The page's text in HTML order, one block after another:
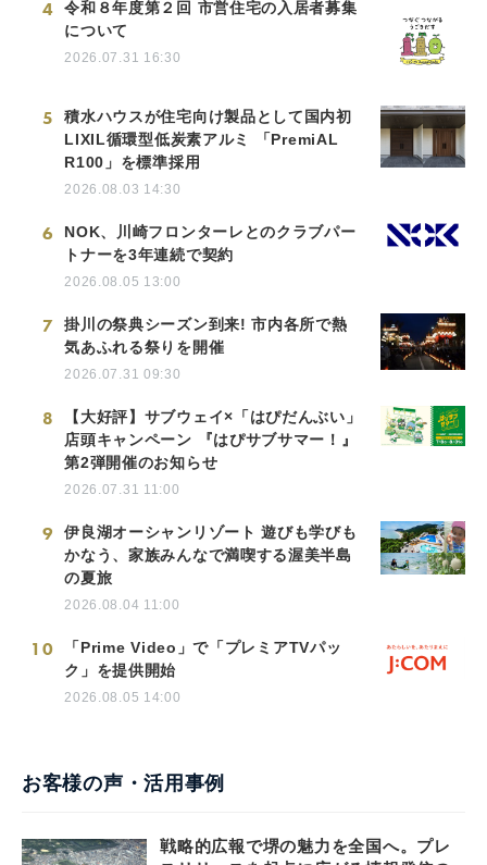
4
令和８年度第２回 市営住宅の入居者募集
について
2026.07.31 16:30
5
積水ハウスが住宅向け製品として国内初
LIXIL循環型低炭素アルミ 「PremiAL
R100」を標準採用
2026.08.03 14:30
6
NOK、川崎フロンターレとのクラブパー
トナーを3年連続で契約
2026.08.05 13:00
7
掛川の祭典シーズン到来! 市内各所で熱
気あふれる祭りを開催
2026.07.31 09:30
8
【大好評】サブウェイ×「はぴだんぶい」
店頭キャンペーン 『はぴサブサマー！』
第2弾開催のお知らせ
2026.07.31 11:00
9
伊良湖オーシャンリゾート 遊びも学びも
かなう、家族みんなで満喫する渥美半島
の夏旅
2026.08.04 11:00
10
「Prime Video」で「プレミアTVパッ
ク」を提供開始
2026.08.05 14:00
お客様の声・活用事例
戦略的広報で堺の魅力を全国へ。プレ